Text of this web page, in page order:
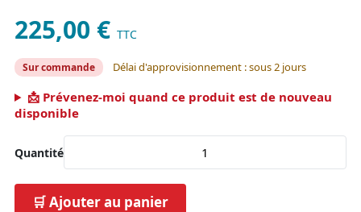
225,00 € TTC
Sur commande Délai d'approvisionnement : sous 2 jours
📩 Prévenez-moi quand ce produit est de nouveau
disponible
Quantité
🛒 Ajouter au panier